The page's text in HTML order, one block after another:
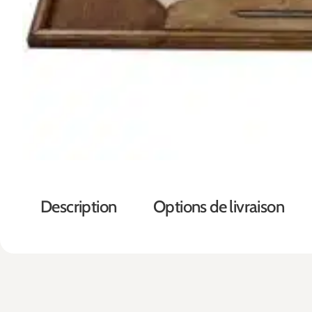
Description Options de livraison